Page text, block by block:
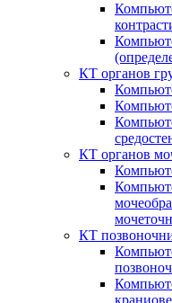
КТ органов
КТ органов
КТ